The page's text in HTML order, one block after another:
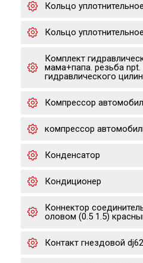
Кольцо
Кольцо
Комплект
мама+папа. резьба
гидравлического
Компрессор
компрессор
Конденсатор
Кондиционер
Коннектор
оловом (0.5 1.5)
Контакт гнездовой